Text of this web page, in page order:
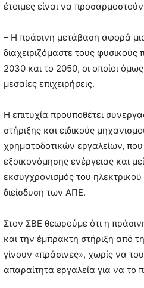
έτοιμες είναι να προσαρμοστούν
– Η πράσινη μετάβαση αφορά
διαχειριζόμαστε τους
2030 και το 2050, οι οποίοι
μεσαίες επιχειρήσεις.
Η επιτυχία προϋποθέτει
στήριξης και ειδικούς
χρηματοδοτικών εργαλείων,
εξοικονόμησης ενέργειας και
εκσυγχρονισμός του
διείσδυση των ΑΠΕ.
Στον ΣΒΕ θεωρούμε ότι η
και την έμπρακτη στήριξη από
γίνουν «πράσινες», χωρίς να
απαραίτητα εργαλεία για να το